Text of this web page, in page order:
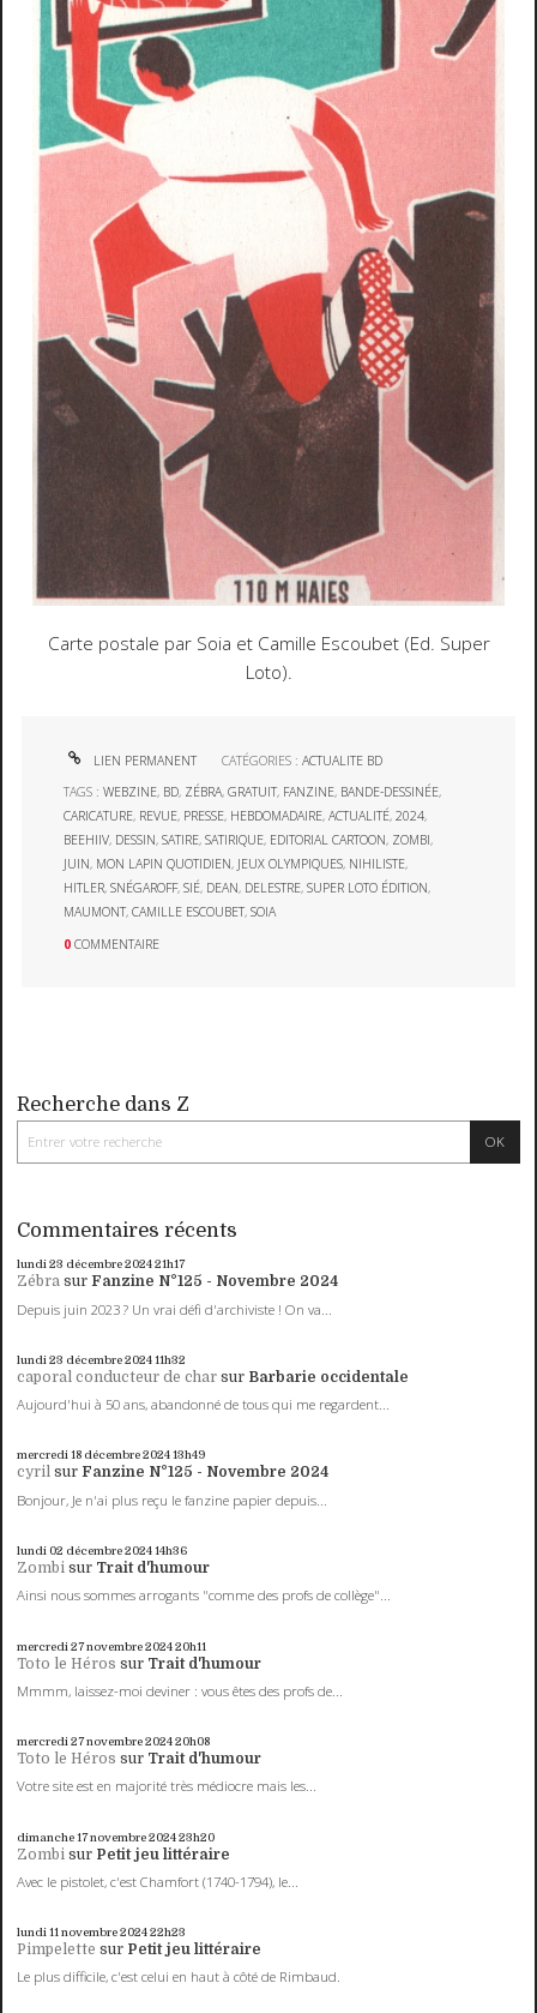
Carte postale par Soia et Camille Escoubet (Ed. Super
Loto).
LIEN PERMANENT CATÉGORIES :ACTUALITE BD
TAGS :WEBZINE, BD, ZÉBRA,GRATUIT, FANZINE, BANDE-DESSINÉE,
CARICATURE, REVUE, PRESSE, HEBDOMADAIRE,ACTUALITÉ,2024,
BEEHIIV, DESSIN,SATIRE,SATIRIQUE, EDITORIAL CARTOON, ZOMBI,
JUIN, MON LAPIN QUOTIDIEN, JEUX OLYMPIQUES, NIHILISTE,
HITLER,SNÉGAROFF,SIÉ, DEAN, DELESTRE,SUPER LOTO ÉDITION,
MAUMONT,CAMILLE ESCOUBET,SOIA
0 COMMENTAIRE
Recherche dans Z
Commentaires récents
lundi 23 décembre 202421h17
Zébra sur Fanzine N°125 - Novembre 2024
Depuis juin 2023 ? Un vrai défi d'archiviste ! On va...
lundi 23 décembre 202411h32
caporal conducteur de char sur Barbarie occidentale
Aujourd'hui à 50 ans, abandonné de tous qui me regardent...
mercredi 18 décembre 202413h49
cyril sur Fanzine N°125 - Novembre 2024
Bonjour, Je n'ai plus reçu le fanzine papier depuis...
lundi 02 décembre 202414h36
Zombi sur Trait d'humour
Ainsi nous sommes arrogants "comme des profs de collège"...
mercredi 27novembre 202420h11
Toto le Héros sur Trait d'humour
Mmmm, laissez-moi deviner : vous êtes des profs de...
mercredi 27novembre 202420h08
Toto le Héros sur Trait d'humour
Votre site est en majorité très médiocre mais les...
dimanche 17novembre 202423h20
Zombi sur Petit jeu littéraire
Avec le pistolet, c'est Chamfort (1740-1794), le...
lundi 11novembre 202422h23
Pimpelette sur Petit jeu littéraire
Le plus difficile, c'est celui en haut à côté de Rimbaud.